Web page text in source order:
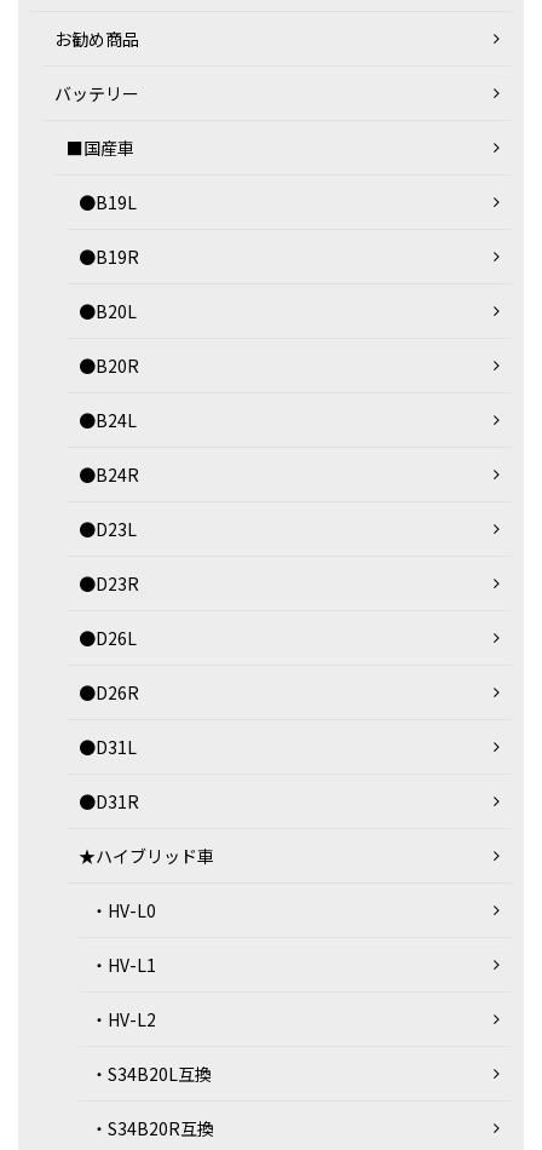
お勧め商品
バッテリー
■国産車
●B19L
●B19R
●B20L
●B20R
●B24L
●B24R
●D23L
●D23R
●D26L
●D26R
●D31L
●D31R
★ハイブリッド車
・HV-L0
・HV-L1
・HV-L2
・S34B20L互換
・S34B20R互換